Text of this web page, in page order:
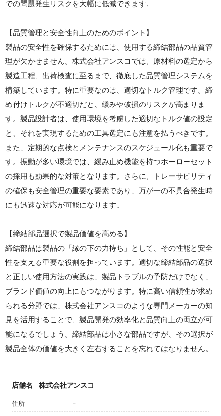
での問題発生リスクを大幅に低減できます。
【品質管理と安全性向上のためのポイント】
製品の安全性を確保するためには、使用する締結部品の品質管
理が欠かせません。株式会社アンスコでは、原材料の選定から
製造工程、出荷検査に至るまで、徹底した品質管理システムを
構築しています。特に重要なのは、適切なトルク管理です。締
め付けトルクが不適切だと、緩みや破損のリスクが高まりま
す。製品設計者は、使用環境を考慮した適切なトルク値の設定
と、それを実現するための工具選定にも注意を払うべきです。
また、定期的な点検とメンテナンスのスケジュール化も重要で
す。振動が多い環境では、緩み止め機能を持つホーローセット
の採用も効果的な対策となります。さらに、トレーサビリティ
の確保も安全管理の重要な要素であり、万が一の不具合発生時
にも迅速な対応が可能になります。
【締結部品選択で製品価値を高める】
締結部品は製品の「縁の下の力持ち」として、その性能と安全
性を支える重要な役割を担っています。適切な締結部品の選択
と正しい使用方法の実践は、製品トラブルの予防だけでなく、
ブランド価値の向上にもつながります。特に高い信頼性が求め
られる分野では、株式会社アンスコのような専門メーカーの知
見を活用することで、製品開発の効率化と品質向上の両立が可
能になるでしょう。締結部品は小さな部品ですが、その選択が
製品全体の価値を大きく左右することを忘れてはなりません。
店舗名 株式会社アンスコ
住所 －